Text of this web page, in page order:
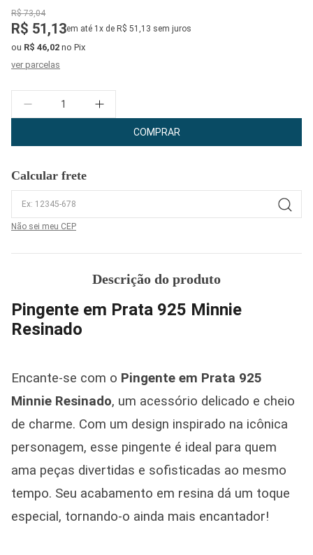
R$ 73,04
R$ 51,13em até 1x de R$ 51,13 sem juros
ou R$ 46,02 no Pix
ver parcelas
Quantidade
COMPRAR
Calcular frete
Não sei meu CEP
Descrição do produto
Pingente em Prata 925 Minnie
Resinado
Encante-se com o Pingente em Prata 925
Minnie Resinado, um acessório delicado e cheio
de charme. Com um design inspirado na icônica
personagem, esse pingente é ideal para quem
ama peças divertidas e sofisticadas ao mesmo
tempo. Seu acabamento em resina dá um toque
especial, tornando-o ainda mais encantador!